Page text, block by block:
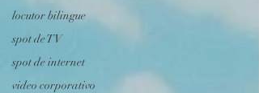
locutor bilingue
spot de TV
spot de internet
video corporativo